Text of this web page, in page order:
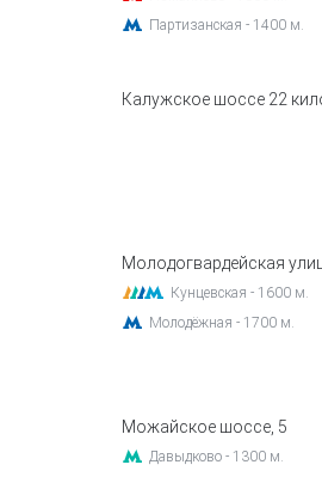
Партизанская - 1400 м.
Калужское шоссе 22
Молодогвардейская
Кунцевская - 1600 м.
Молодёжная - 1700 м.
Можайское шоссе, 5
Давыдково - 1300 м.